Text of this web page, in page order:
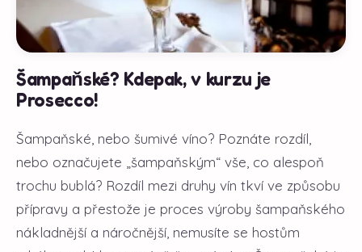
Šampaňské? Kdepak, v kurzu je
Prosecco!
Šampaňské, nebo šumivé víno? Poznáte rozdíl,
nebo označujete „šampaňským“ vše, co alespoň
trochu bublá? Rozdíl mezi druhy vín tkví ve způsobu
přípravy a přestože je proces výroby šampaňského
nákladnější a náročnější, nemusíte se hostům